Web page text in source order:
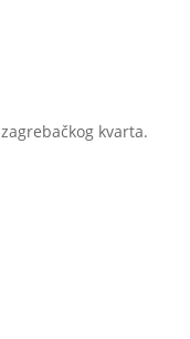
kvarta.